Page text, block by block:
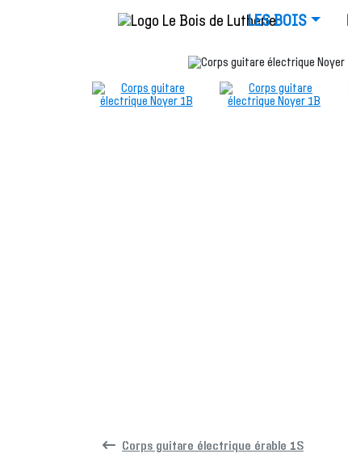
LES BOIS
Corps guitare électrique érable 1S